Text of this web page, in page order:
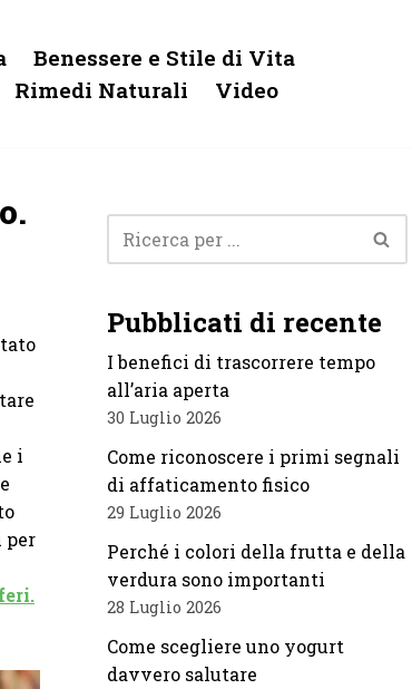
Benessere e Stile di Vita
Rimedi Naturali Video
i
per
Pubblicati di recente
I benefici di trascorrere tempo
all’aria aperta
30 Luglio 2026
Come riconoscere i primi segnali
di affaticamento fisico
29 Luglio 2026
Perché i colori della frutta e della
verdura sono importanti
28 Luglio 2026
Come scegliere uno yogurt
davvero salutare